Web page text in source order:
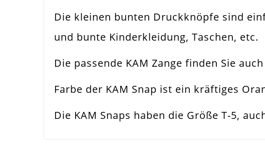
Die kleinen bunten Druckknöpfe sind
und bunte Kinderkleidung, Taschen, etc.
Die passende KAM Zange finden Sie
Farbe der KAM Snap ist ein kräftiges
Die KAM Snaps haben die Größe T-5,